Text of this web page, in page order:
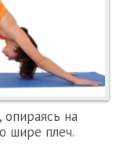
опираясь на
шире плеч.